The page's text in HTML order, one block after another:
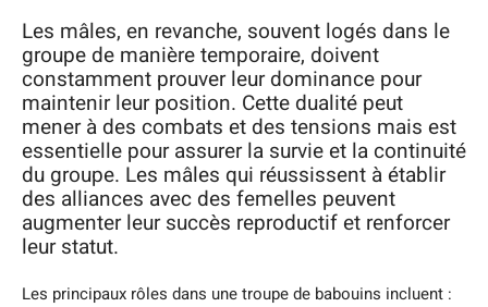
Les mâles, en revanche, souvent logés dans le
groupe de manière temporaire, doivent
constamment prouver leur dominance pour
maintenir leur position. Cette dualité peut
mener à des combats et des tensions mais est
essentielle pour assurer la survie et la continuité
du groupe. Les mâles qui réussissent à établir
des alliances avec des femelles peuvent
augmenter leur succès reproductif et renforcer
leur statut.
Les principaux rôles dans une troupe de babouins incluent :